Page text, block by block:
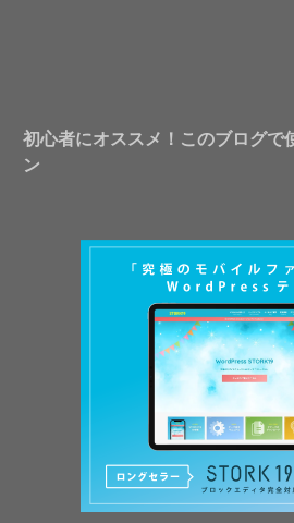
初心者にオススメ！このブログで
ン